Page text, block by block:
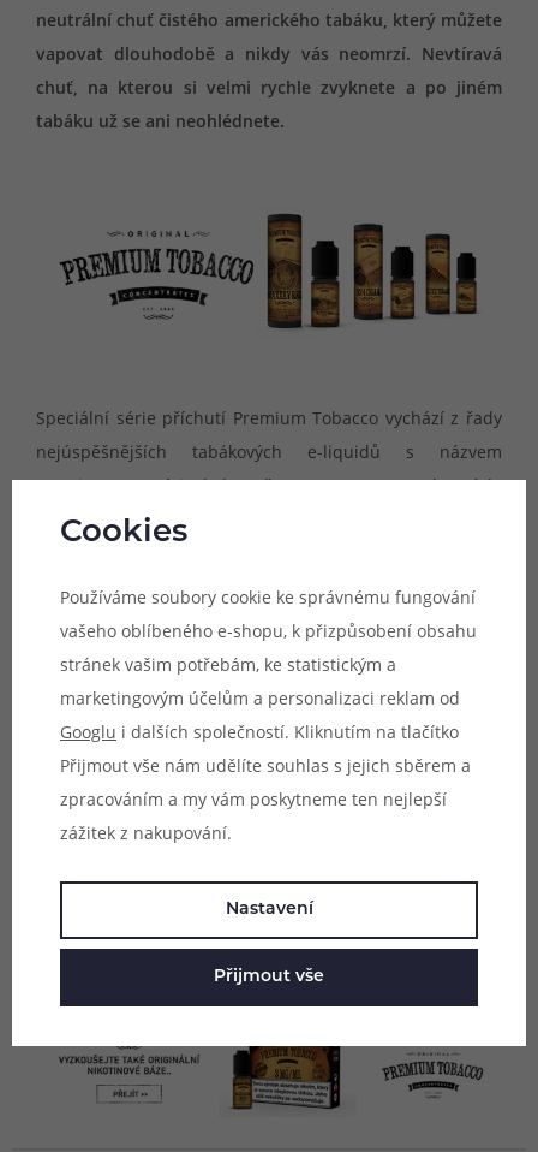
neutrální chuť čistého amerického tabáku, který můžete
vapovat dlouhodobě a nikdy vás neomrzí. Nevtíravá
chuť, na kterou si velmi rychle zvyknete a po jiném
tabáku už se ani neohlédnete.
Speciální série příchutí Premium Tobacco vychází z řady
nejúspěšnějších tabákových e-liquidů s názvem
Premium. Do série bylo zařazeno pouze 10 vybraných,
naprosto nejoblíbenějších druhů tabáků, které slavily v
podobě samotného aromatu pro namíchání vlastního e-
liquidu.
Příchutě Premium Tobacco jsou k dispozici v luxusním
10ml balení. Doporučená koncentrace je 10 - 15%, což
znamená, že jedna lahvička s příchutí vystačí na
namíchání až 100ml e-liquidu. Sami si tak určíte, jak moc
má být výsledná příchuť e-liquidu výrazná.
Obsah balení:10ml
Doporučené dávkování:10 - 15%
Cookies
Používáme soubory cookie ke správnému fungování
vašeho oblíbeného e-shopu, k přizpůsobení obsahu
stránek vašim potřebám, ke statistickým a
marketingovým účelům a personalizaci reklam od
Googlu i dalších společností. Kliknutím na tlačítko
Přijmout vše nám udělíte souhlas s jejich sběrem a
zpracováním a my vám poskytneme ten nejlepší
zážitek z nakupování.
Nastavení
Přijmout vše